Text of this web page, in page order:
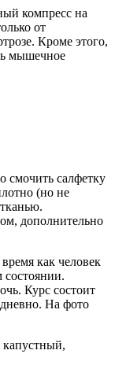
компресс на
от
Кроме этого,
мышечное
смочить салфетку
(но не
дополнительно
как человек
состоянии.
Курс состоит
На фото